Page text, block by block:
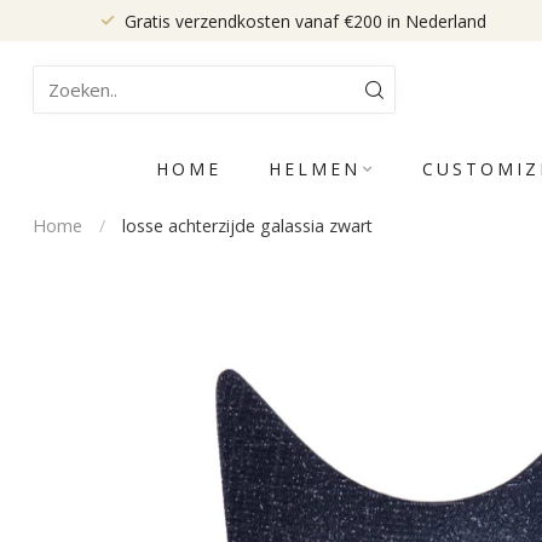
Gratis verzendkosten vanaf €200 in Nederland
HOME HELMEN
Home / losse achterzijde galassia zwart